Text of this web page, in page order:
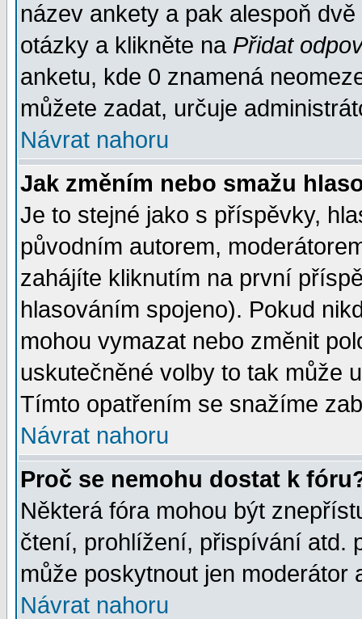
název ankety a pak alespoň
otázky a klikněte na Přidat
anketu, kde 0 znamená
můžete zadat, určuje
Návrat nahoru
Jak změním nebo smažu
Je to stejné jako s příspěvky,
původním autorem,
zahájíte kliknutím na první
hlasováním spojeno). Pokud
mohou vymazat nebo změnit
uskutečněné volby to tak může
Tímto opatřením se snažíme
Návrat nahoru
Proč se nemohu dostat k
Některá fóra mohou být
čtení, prohlížení, přispívání atd.
může poskytnout jen moderátor
Návrat nahoru